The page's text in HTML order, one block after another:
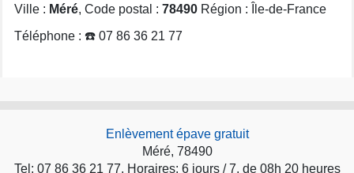
Ville : Méré, Code postal : 78490 Région : Île-de-France
Téléphone : ☎️ 07 86 36 21 77
Enlèvement épave gratuit
Méré, 78490
Tel: 07 86 36 21 77. Horaires: 6 jours / 7, de 08h 20 heures